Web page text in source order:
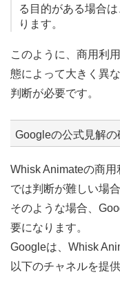
る目的がある場合
ります。
このように、商用利
態によって大きく異
判断が必要です。
Googleの公式見解の
Whisk Animateの商
では判断が難しい場
そのような場合、
要になります。
Googleは、Whisk
以下のチャネルを提